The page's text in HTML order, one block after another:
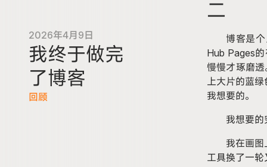
2026年4月9日
我终于做完
了博客
回顾
二
博客是
Hub Pages
慢慢才琢磨
上大片的蓝
我想要的。
我想要的
我在画图
工具换了一